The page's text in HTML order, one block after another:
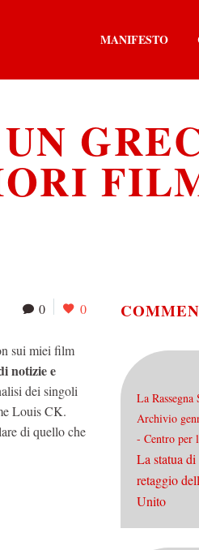
MANIFESTO
0 0
sui miei film
notizie e
dei singoli
Louis CK.
di quello che
La Rassegna
Archivio
- Centro per
La statua
retaggio
Unito